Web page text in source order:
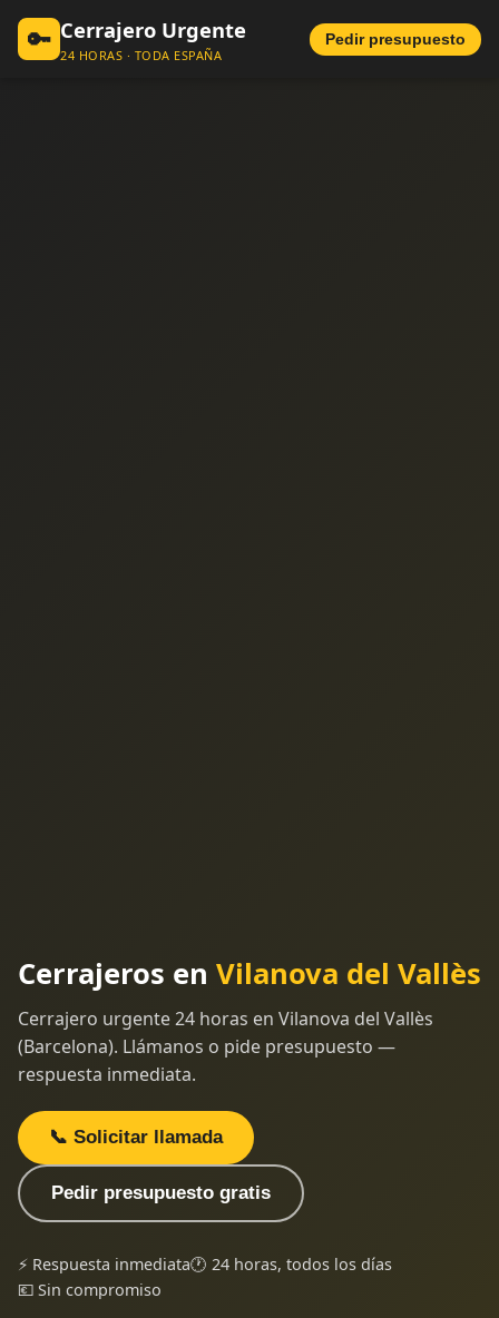
🔑 Cerrajero Urgente
24 HORAS · TODA ESPAÑA
Pedir presupuesto
Cerrajeros en Vilanova del Vallès
Cerrajero urgente 24 horas en Vilanova del Vallès
(Barcelona). Llámanos o pide presupuesto —
respuesta inmediata.
📞 Solicitar llamada
Pedir presupuesto gratis
⚡ Respuesta inmediata🕐 24 horas, todos los días
💶 Sin compromiso